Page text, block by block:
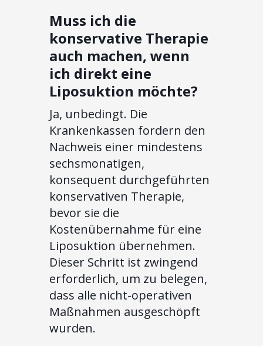
Muss ich die
konservative Therapie
auch machen, wenn
ich direkt eine
Liposuktion möchte?
Ja, unbedingt. Die
Krankenkassen fordern den
Nachweis einer mindestens
sechsmonatigen,
konsequent durchgeführten
konservativen Therapie,
bevor sie die
Kostenübernahme für eine
Liposuktion übernehmen.
Dieser Schritt ist zwingend
erforderlich, um zu belegen,
dass alle nicht-operativen
Maßnahmen ausgeschöpft
wurden.